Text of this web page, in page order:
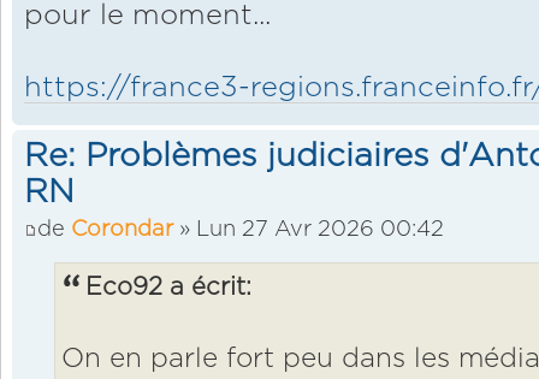
pour le moment...
https://france3-
Re: Problèmes judiciaires
RN
de Corondar» Lun 27 Avr 2026 00:42
Eco92 a écrit:
On en parle fort peu dans les